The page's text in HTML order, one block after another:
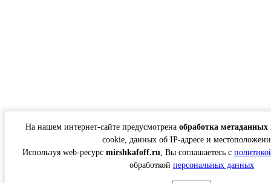
На нашем интернет-сайте предусмотрена обработка метаданных
cookie, данных об IP-адресе и
Используя web-ресурс mirshkafoff.ru, Вы соглашаетесь с
обработкой персональных данных